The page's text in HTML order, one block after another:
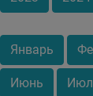
Январь
Июнь